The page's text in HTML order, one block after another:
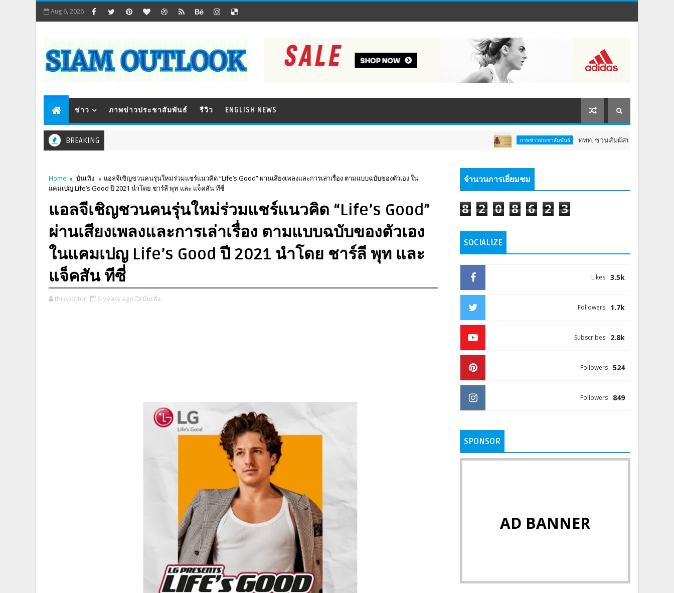
Aug 6, 2026
ข่าว ภาพข่าวประชาสัมพันธ์ รีวิว ENGLISH NEWS
BREAKING ภาพข่าวประชาสัมพันธ์ ททท. ชวนสัมผัสพลังแห่งศรัทธา ร่วมงา
Home บันเทิง
แอลจีเชิญชวนคนรุ่นใหม่ร่วมแชร์แนวคิด “Life’s Good” ผ่านเสียงเพลงและการเล่าเรื่อง ตามแบบฉบับของตัวเอง ใน
แคมเปญ Life’s Good ปี 2021 นำโดย ชาร์ลี พุท และ แจ็คสัน ทีซี่
แอลจีเชิญชวนคนรุ่นใหม่ร่วมแชร์แนวคิด “Life’s Good”
ผ่านเสียงเพลงและการเล่าเรื่อง ตามแบบฉบับของตัวเอง
ในแคมเปญ Life’s Good ปี 2021 นำโดย ชาร์ลี พุท และ
แจ็คสัน ทีซี่
threportor 5 years ago บันเทิง,
จำนวนการเยี่ยมชม
8 2 0 8 6 2 3
SOCIALIZE
3.5k
Likes
1.7k
Followers
2.8k
Subscribes
524
Followers
849
Followers
SPONSOR
AD BANNER